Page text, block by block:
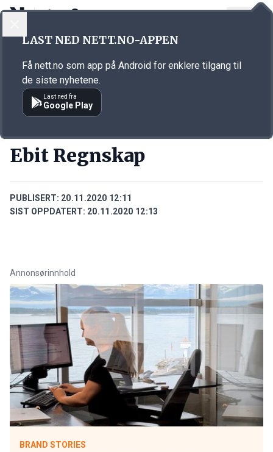
Annonsørinnhold
Ebit Regnskap
PUBLISERT: 20.11.2020 12:11
SIST OPPDATERT: 20.11.2020 12:13
Annonsørinnhold
BRAND STORIES
LAST NED NETT.NO-APPEN
Få nett.no som app på Android for enklere tilgang til
de siste nyhetene.
Last ned fra
Google Play